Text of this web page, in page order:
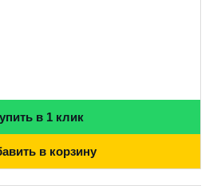
в 1 клик
в корзину